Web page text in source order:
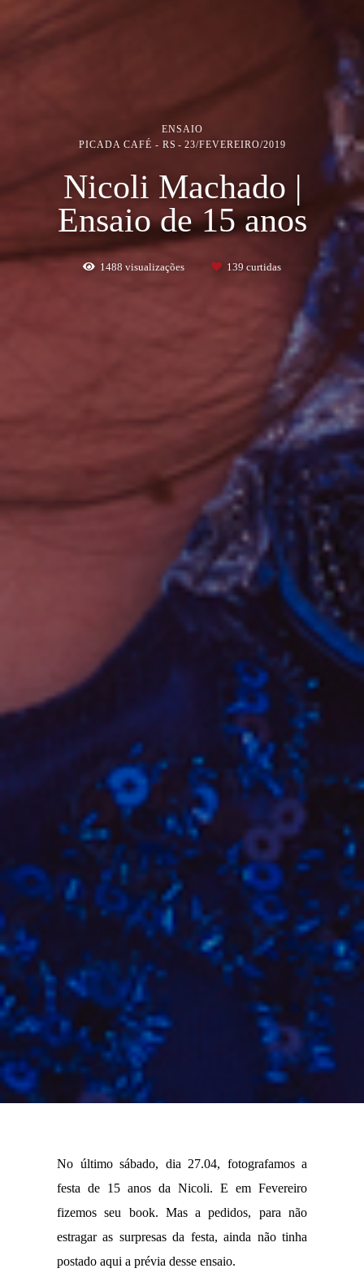
ENSAIO
PICADA CAFÉ - RS
23/FEVEREIRO/2019
Nicoli Machado |
Ensaio de 15 anos
1488 visualizações 139 curtidas
No último sábado, dia 27.04, fotografamos a
festa de 15 anos da Nicoli. E em Fevereiro
fizemos seu book. Mas a pedidos, para não
estragar as surpresas da festa, ainda não tinha
postado aqui a prévia desse ensaio.